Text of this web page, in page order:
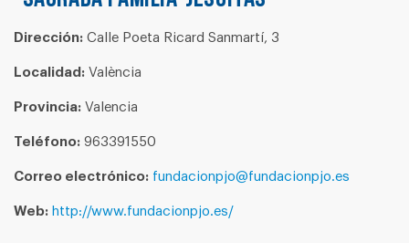
Dirección: Calle Poeta Ricard Sanmartí, 3
Localidad: València
Provincia: Valencia
Teléfono: 963391550
Correo electrónico: fundacionpjo@fundacionpjo.es
Web: http://www.fundacionpjo.es/